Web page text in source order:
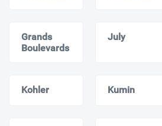
Grands
Boulevards
July
Kohler Kumin